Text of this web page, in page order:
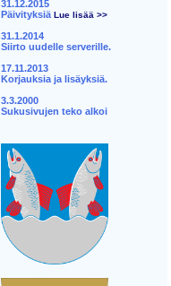
31.12.2015
Päivityksiä Lue lisää >>
31.1.2014
Siirto uudelle serverille.
17.11.2013
Korjauksia ja lisäyksiä.
3.3.2000
Sukusivujen teko alkoi